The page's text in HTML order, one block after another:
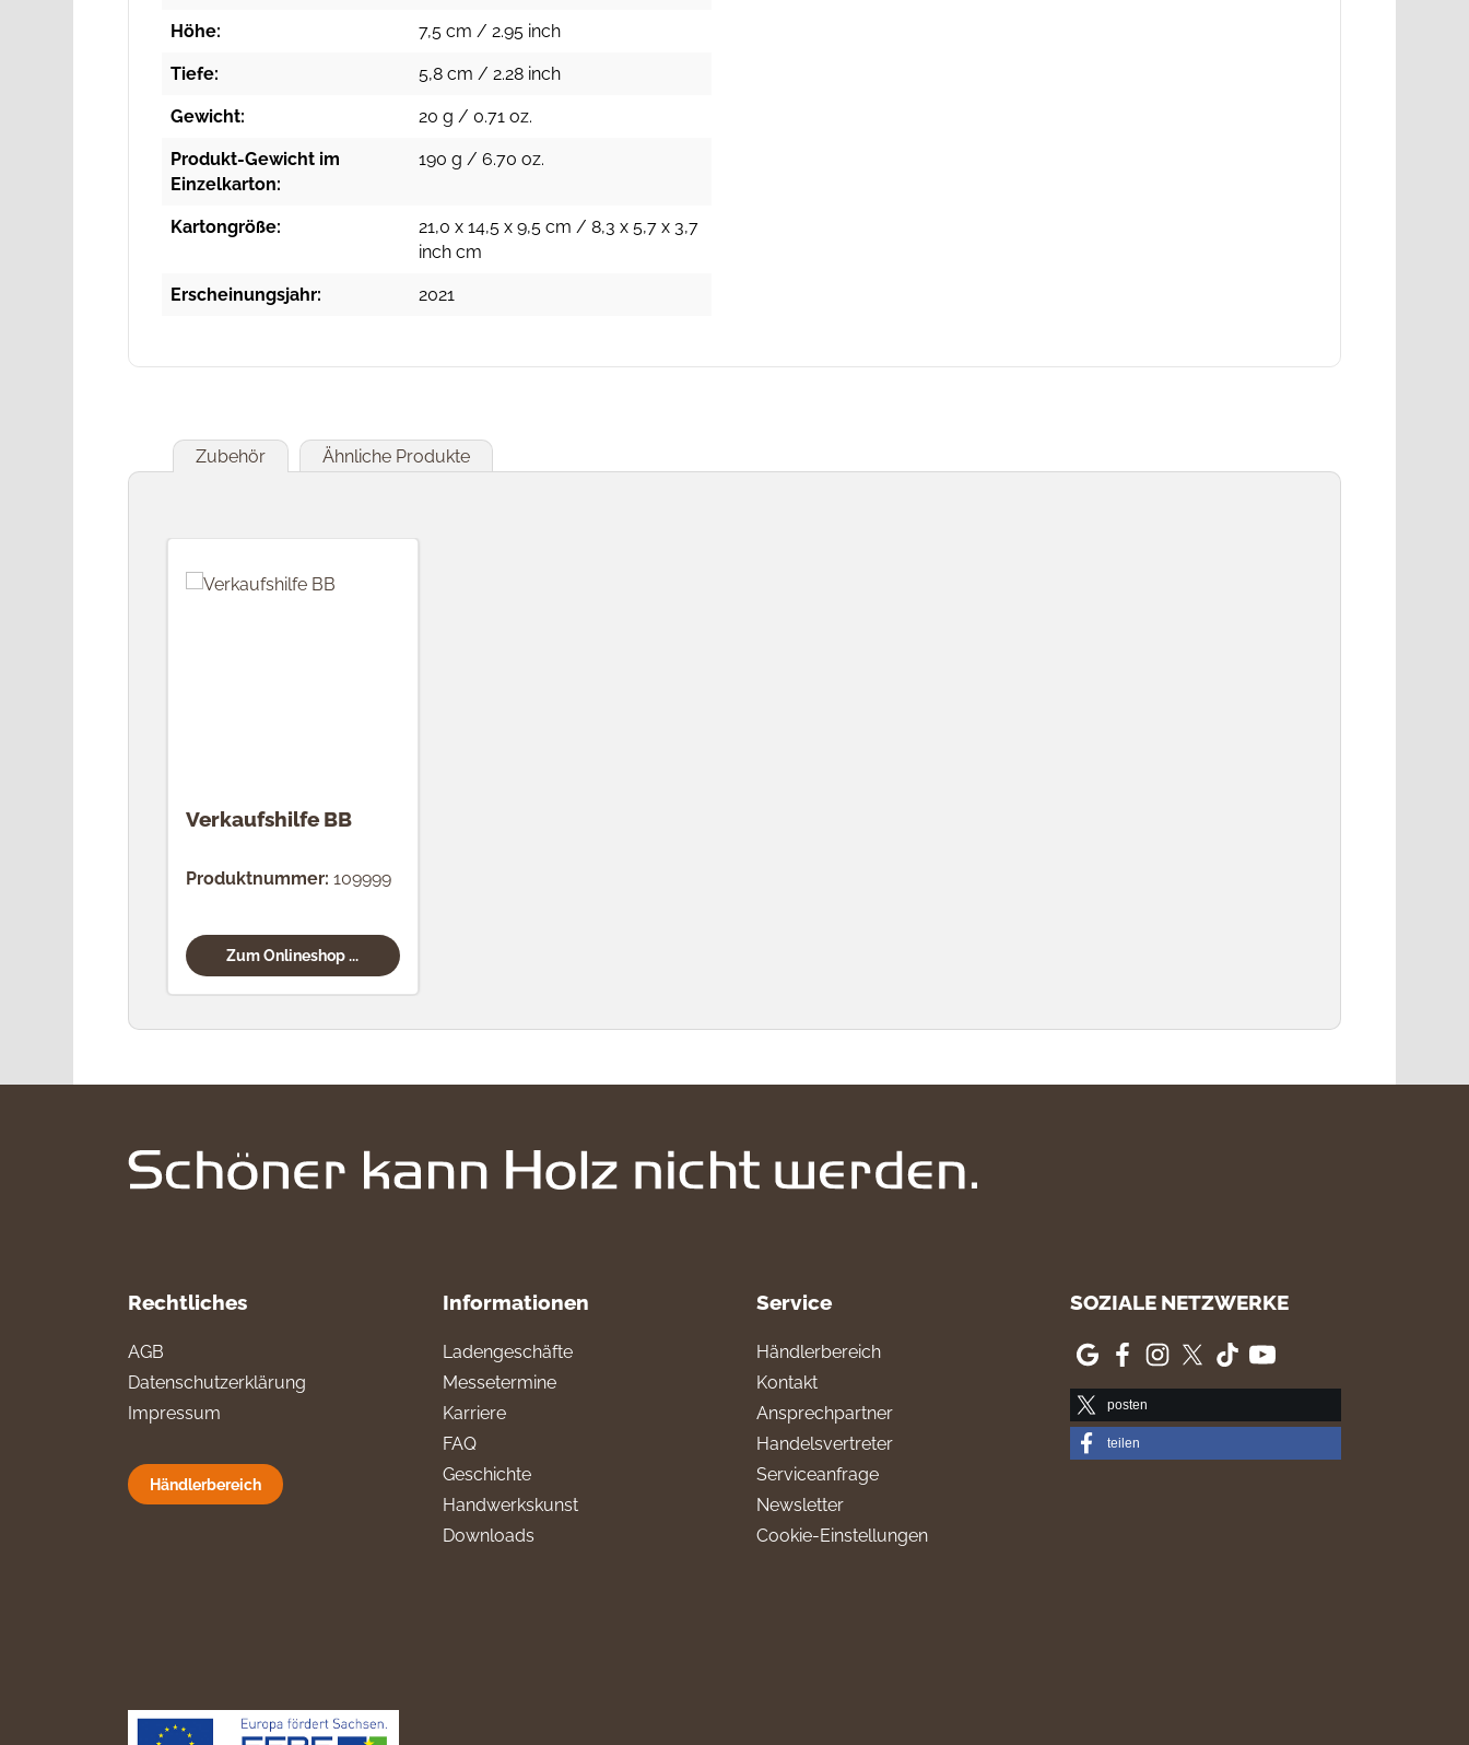
Höhe: 7,5 cm / 2.95 inch
Tiefe: 5,8 cm / 2.28 inch
Gewicht: 20 g / 0.71 oz.
Produkt-Gewicht im
Einzelkarton:
190 g / 6.70 oz.
Kartongröße:
21,0 x 14,5 x 9,5 cm / 8,3 x 5,7 x 3,7
inch cm
Erscheinungsjahr: 2021
Zubehör Ähnliche Produkte
Verkaufshilfe BB
Produktnummer: 109999
Zum Onlineshop ...
Rechtliches
AGB
Datenschutzerklärung
Impressum
Händlerbereich
Informationen
Ladengeschäfte
Messetermine
Karriere
FAQ
Geschichte
Handwerkskunst
Downloads
Service
Händlerbereich
Kontakt
Ansprechpartner
Handelsvertreter
Serviceanfrage
Newsletter
Cookie-Einstellungen
SOZIALE NETZWERKE
posten
teilen